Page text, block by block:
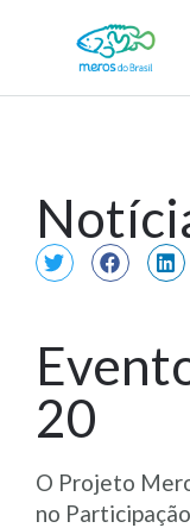
20
O Projeto
no